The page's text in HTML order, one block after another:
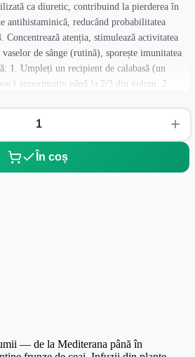
ca diuretic, contribuind la pierderea în
antihistaminică, reducând probabilitatea
atenția, stimulează activitatea
de sânge (rutină), sporește imunitatea
1. Umpleți un recipient de calabasă (un
aproximativ până la 2/3 din volum. 2.
bombilla (un tub metalic tradițional). 3.
80°C), așteptați ca frunzele de yerba mate
și să se compacteze în jurul bombillei,
nivelul superior al frunzelor. 4. Beți imediat,
fi repetată de 10-15 ori.
În coș
— de la Mediterana până în